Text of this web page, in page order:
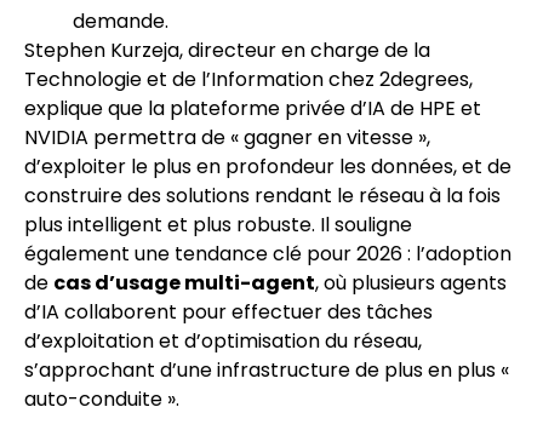
demande.
Stephen Kurzeja, directeur en charge de la
Technologie et de l’Information chez 2degrees,
explique que la plateforme privée d’IA de HPE et
NVIDIA permettra de « gagner en vitesse »,
d’exploiter le plus en profondeur les données, et de
construire des solutions rendant le réseau à la fois
plus intelligent et plus robuste. Il souligne
également une tendance clé pour 2026 : l’adoption
de cas d’usage multi-agent, où plusieurs agents
d’IA collaborent pour effectuer des tâches
d’exploitation et d’optimisation du réseau,
s’approchant d’une infrastructure de plus en plus «
auto-conduite ».